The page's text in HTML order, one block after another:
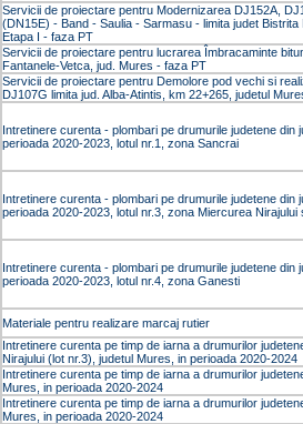
Servicii de proiectare pentru Modernizarea DJ152A,
(DN15E) - Band - Saulia - Sarmasu - limita judet
Etapa I - faza PT
Servicii de proiectare pentru lucrarea Îmbracaminte
Fantanele-Vetca, jud. Mures - faza PT
Servicii de proiectare pentru Demolore pod vechi si
DJ107G limita jud. Alba-Atintis, km 22+265, judetul
Intretinere curenta - plombari pe drumurile judetene din
perioada 2020-2023, lotul nr.1, zona Sancrai
Intretinere curenta - plombari pe drumurile judetene din
perioada 2020-2023, lotul nr.3, zona Miercurea Nirajului
Intretinere curenta - plombari pe drumurile judetene din
perioada 2020-2023, lotul nr.4, zona Ganesti
Materiale pentru realizare marcaj rutier
Intretinere curenta pe timp de iarna a drumurilor
Nirajului (lot nr.3), judetul Mures, in perioada 2020-2024
Intretinere curenta pe timp de iarna a drumurilor
Mures, in perioada 2020-2024
Intretinere curenta pe timp de iarna a drumurilor
Mures, in perioada 2020-2024